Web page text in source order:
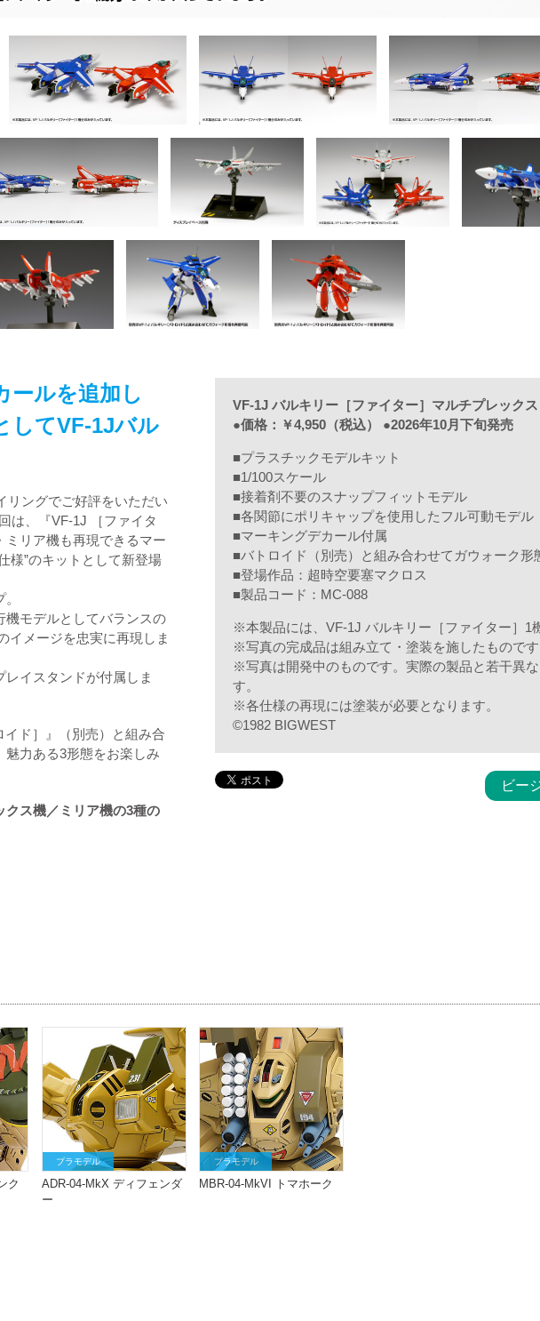
ールを追加し
してVF-1Jバル
リングでご好評をいただい
は、『VF-1J ［ファイタ
リア機も再現できるマー
様”のキットとして新登場
機モデルとしてバランスの
イメージを忠実に再現しま
イスタンドが付属しま
ド］』（別売）と組み合
力ある3形態をお楽しみ
ス機／ミリア機の3種の
VF-1J バルキリー［ファイター］マルチプレックス
●価格：￥4,950（税込） ●2026年10月下旬発売
■プラスチックモデルキット
■1/100スケール
■接着剤不要のスナップフィットモデル
■各関節にポリキャップを使用したフル可動モデル
■マーキングデカール付属
■バトロイド（別売）と組み合わせてガウォーク形
■登場作品：超時空要塞マクロス
■製品コード：MC-088
※本製品には、VF-1J バルキリー［ファイター］1
※写真の完成品は組み立て・塗装を施したものです
※写真は開発中のものです。実際の製品と若干異
す。
※各仕様の再現には塗装が必要となります。
©1982 BIGWEST
ビー
ク
プラモデル
ADR-04-MkX ディフェンダ
ー
プラモデル
MBR-04-MkVI トマホーク